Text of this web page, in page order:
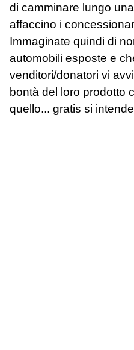
di camminare lungo
affaccino i
Immaginate quindi di
automobili esposte e
venditori/donatori vi
bontà del loro prodotto
quello... gratis si